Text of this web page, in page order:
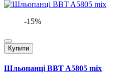
-15%
Купити
Шльопанці BBT A5805 mix